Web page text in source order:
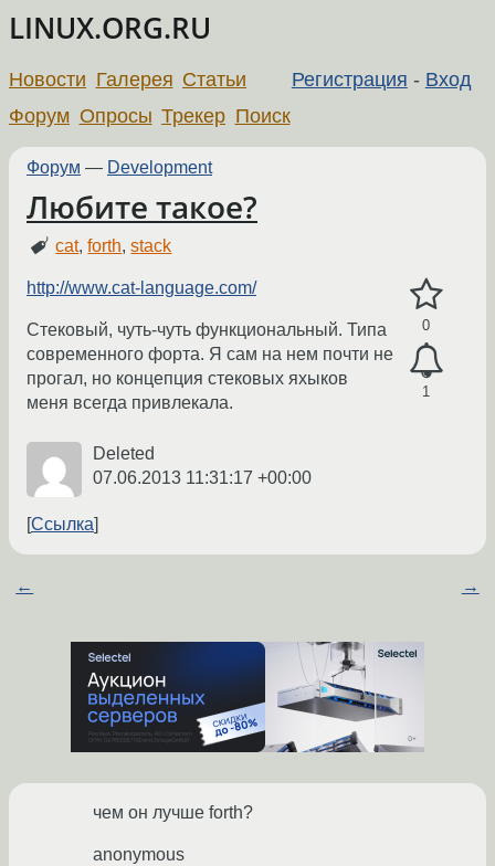
LINUX.ORG.RU
Регистрация - Вход
Новости Галерея Статьи
Форум Опросы Трекер Поиск
Форум — Development
Любите такое?
cat,forth,stack
0
1
http://www.cat-language.com/
Стековый, чуть-чуть функциональный. Типа
современного форта. Я сам на нем почти не
прогал, но концепция стековых яхыков
меня всегда привлекала.
Deleted
07.06.2013 11:31:17 +00:00
Ссылка
← →
чем он лучше forth?
anonymous